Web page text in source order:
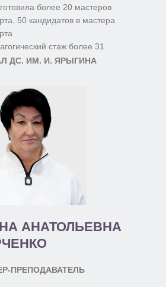
АНАТОЛЬЕВНА
ДС. ИМ. И. ЯРЫГИНА
ПРЕПОДАВАТЕЛЬ
более 20 мастеров
50 кандидатов в мастера
стаж более 31